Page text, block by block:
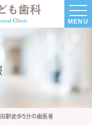
MENU
駅徒歩5分の歯医者